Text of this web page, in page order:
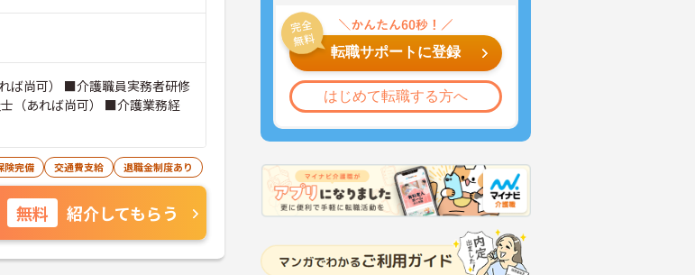
転職サポートに登録
はじめて転職する方へ
ば尚可） ■介護職員実務者研修
（あれば尚可） ■介護業務経
険完備 交通費支給 退職金制度あり
無料 紹介してもらう